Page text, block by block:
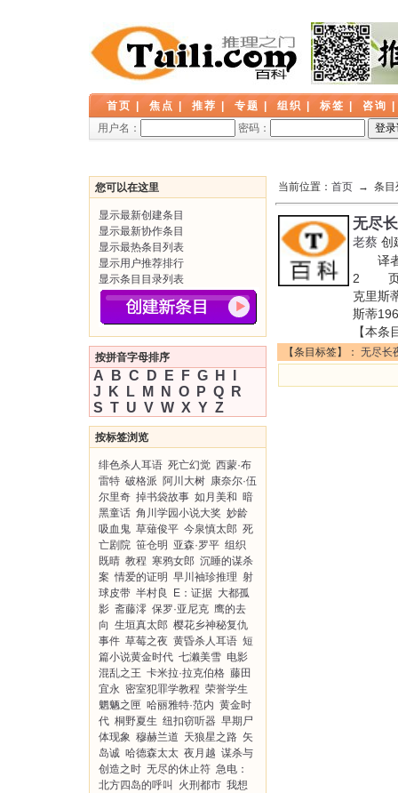
首页 焦点 推荐 专题 组织 标签 咨询
用户名：
密码：
您可以在这里
显示最新创建条目
显示最新协作条目
显示最热条目列表
显示用户推荐排行
显示条目目录列表
按拼音字母排序
A B C D E F G H
J
K L M N O P Q
R
S T U V W X Y Z
按标签浏览
绯色杀人耳语 死亡幻觉 西蒙·布
雷特 破格派 阿川大树 康奈尔·伍
尔里奇 掉书袋故事 如月美和 暗
黑童话 角川学园小说大奖 妙龄
吸血鬼 草薙俊平 今泉慎太郎 死
亡剧院 笹仓明 亚森·罗平 组织
既晴 教程 寒鸦女郎 沉睡的谋杀
案 情爱的证明 早川袖珍推理 射
球皮带 半村良 E：证据 大都孤
影 斋藤澪 保罗·亚尼克 鹰的去
向 生垣真太郎 樱花乡神秘复仇
事件 草莓之夜 黄昏杀人耳语 短
篇小说黄金时代 七濑美雪 电影
混乱之王 卡米拉·拉克伯格 藤田
宜永 密室犯罪学教程 荣誉学生
魍魉之匣 哈丽雅特·范内 黄金时
代 桐野夏生 纽扣窃听器 早期尸
体现象 穆赫兰道 天狼星之路 矢
岛诚 哈德森太太 夜月越 谋杀与
创造之时 无尽的休止符 急电：
北方四岛的呼叫
火刑都市 我想
当前位置： 首页 → 条目
无尽
老蔡 创
译者:
2 页
克里
斯蒂
【本条
【条目标签】： 无尽长